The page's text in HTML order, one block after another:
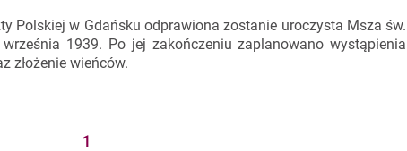
Polskiej w Gdańsku odprawiona zostanie uroczysta Msza św.
1939. Po jej zakończeniu zaplanowano wystąpienia
złożenie wieńców.
1